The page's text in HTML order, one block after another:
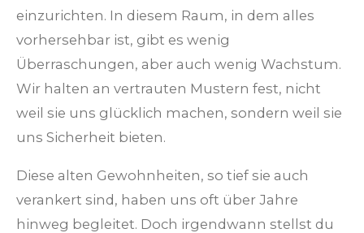
einzurichten. In diesem Raum, in dem alles
vorhersehbar ist, gibt es wenig
Überraschungen, aber auch wenig Wachstum.
Wir halten an vertrauten Mustern fest, nicht
weil sie uns glücklich machen, sondern weil sie
uns Sicherheit bieten.
Diese alten Gewohnheiten, so tief sie auch
verankert sind, haben uns oft über Jahre
hinweg begleitet. Doch irgendwann stellst du